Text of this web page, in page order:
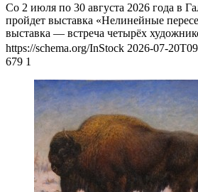
Со 2 июля по 30 августа 2026 года в
пройдет выставка «Нелинейные
выставка — встреча четырёх
https://schema.org/InStock 2026-07-
679 1